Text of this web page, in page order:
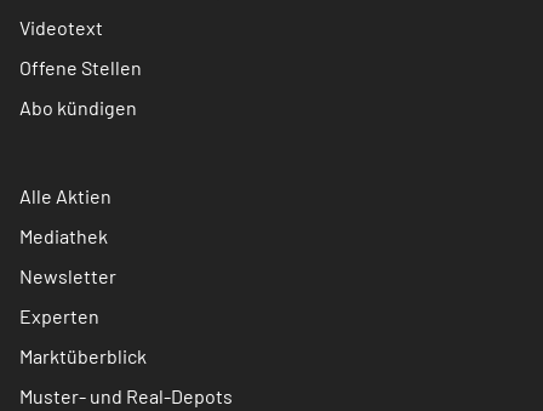
Videotext
Offene Stellen
Abo kündigen
Alle Aktien
Mediathek
Newsletter
Experten
Marktüberblick
Muster- und Real-Depots